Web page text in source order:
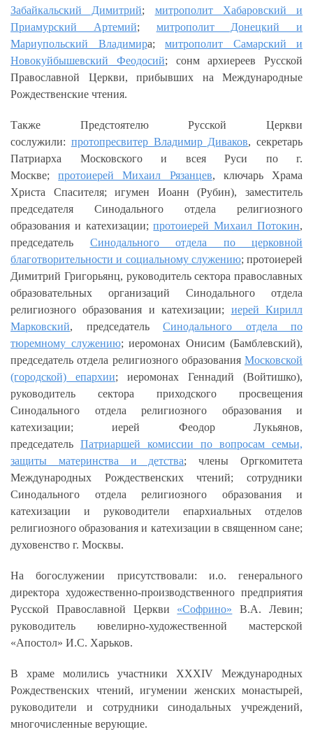
Забайкальский Димитрий; митрополит Хабаровский и
Приамурский Артемий; митрополит Донецкий и
Мариупольский Владимира; митрополит Самарский и
Новокуйбышевский Феодосий; сонм архиереев Русской
Православной Церкви, прибывших на Международные
Рождественские чтения.
Также Предстоятелю Русской Церкви
сослужили: протопресвитер Владимир Диваков, секретарь
Патриарха Московского и всея Руси по г.
Москве;протоиерей Михаил Рязанцев, ключарь Храма
Христа Спасителя; игумен Иоанн (Рубин), заместитель
председателя Синодального отдела религиозного
образования и катехизации;протоиерей Михаил Потокин,
председатель Синодального отдела по церковной
благотворительности и социальному служению; протоиерей
Димитрий Григорьянц, руководитель сектора православных
образовательных организаций Синодального отдела
религиозного образования и катехизации; иерей Кирилл
Марковский, председатель Синодального отдела по
тюремному служению; иеромонах Онисим (Бамблевский),
председатель отдела религиозного образования Московской
(городской) епархии; иеромонах Геннадий (Войтишко),
руководитель сектора приходского просвещения
Синодального отдела религиозного образования и
катехизации; иерей Феодор Лукьянов,
председатель Патриаршей комиссии по вопросам семьи,
защиты материнства и детства; члены Оргкомитета
Международных Рождественских чтений; сотрудники
Синодального отдела религиозного образования и
катехизации и руководители епархиальных отделов
религиозного образования и катехизации в священном сане;
духовенство г. Москвы.
На богослужении присутствовали: и.о. генерального
директора художественно-производственного предприятия
Русской Православной Церкви «Софрино» В.А. Левин;
руководитель ювелирно-художественной мастерской
«Апостол» И.С. Харьков.
В храме молились участники XXХIV Международных
Рождественских чтений, игумении женских монастырей,
руководители и сотрудники синодальных учреждений,
многочисленные верующие.